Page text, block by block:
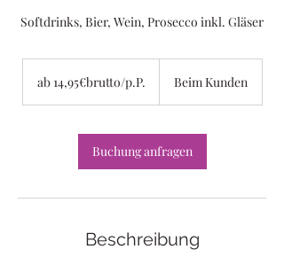
Softdrinks, Bier, Wein, Prosecco inkl. Gläser
ab 14,95€brutto/p.P. Beim Kunden
Buchung anfragen
Beschreibung